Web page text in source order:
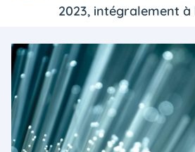
2023, intégralement à